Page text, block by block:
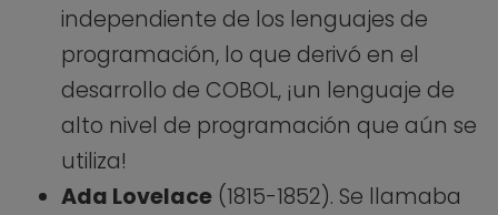
independiente de los lenguajes de
programación, lo que derivó en el
desarrollo de COBOL, ¡un lenguaje de
alto nivel de programación que aún se
utiliza!
Ada Lovelace (1815-1852). Se llamaba